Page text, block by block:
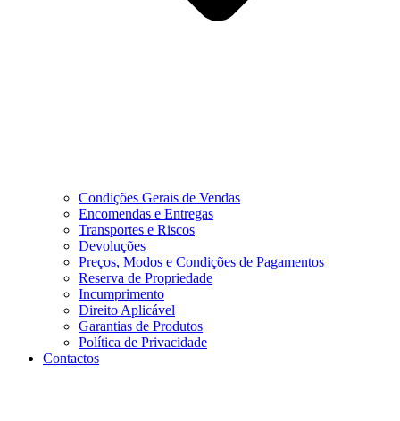
Condições Gerais de Vendas
Encomendas e Entregas
Transportes e Riscos
Devoluções
Preços, Modos e Condições de Pagamentos
Reserva de Propriedade
Incumprimento
Direito Aplicável
Garantias de Produtos
Política de Privacidade
Contactos